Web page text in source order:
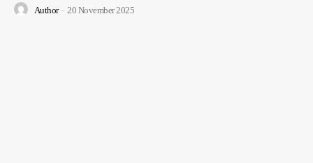
Author - 20 November 2025